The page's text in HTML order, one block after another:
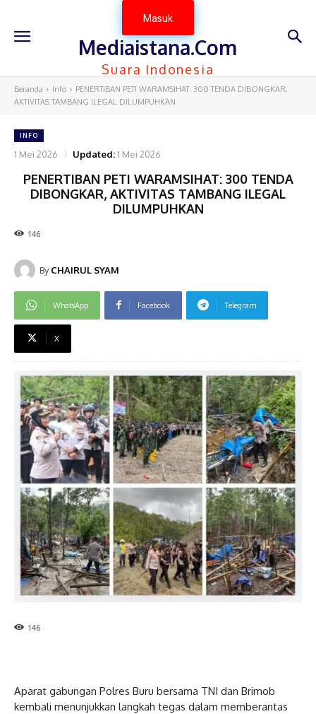
Masuk
Mediaistana.Com
Suara Indonesia
Beranda Info
PENERTIBAN PETI WARAMSIHAT: 300 TENDA DIBONGKAR,
AKTIVITAS TAMBANG ILEGAL DILUMPUHKAN
INFO
1 Mei 2026 Updated:1 Mei 2026
PENERTIBAN PETI WARAMSIHAT: 300 TENDA
DIBONGKAR, AKTIVITAS TAMBANG ILEGAL
DILUMPUHKAN
146
By CHAIRUL SYAM
WhatsApp Facebook Telegram
X
146
Aparat gabungan Polres Buru bersama TNI dan Brimob
kembali menunjukkan langkah tegas dalam memberantas